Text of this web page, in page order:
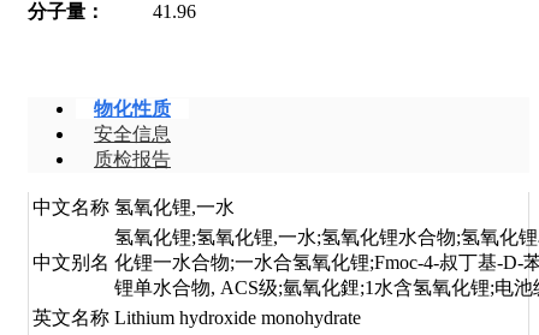
氢氧化锂;电池级氢氧化锂;驻马店烧碱现货--本地实体厂家
分子量： 41.96
物化性质
安全信息
质检报告
中文名称 氢氧化锂,一水
中文别名
氢氧化锂;氢氧化锂,一水;氢氧化锂水合物;氢氧化
化锂一水合物;一水合氢氧化锂;Fmoc-4-叔丁基-D-
锂单水合物, ACS级;氫氧化鋰;1水含氢氧化锂;电
英文名称 Lithium hydroxide monohydrate